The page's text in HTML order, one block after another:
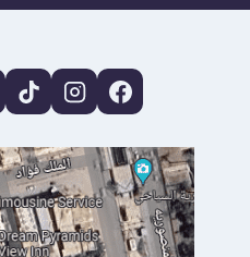
بأفضل
القاهرة
وقرى
سلاّم
ليموزين